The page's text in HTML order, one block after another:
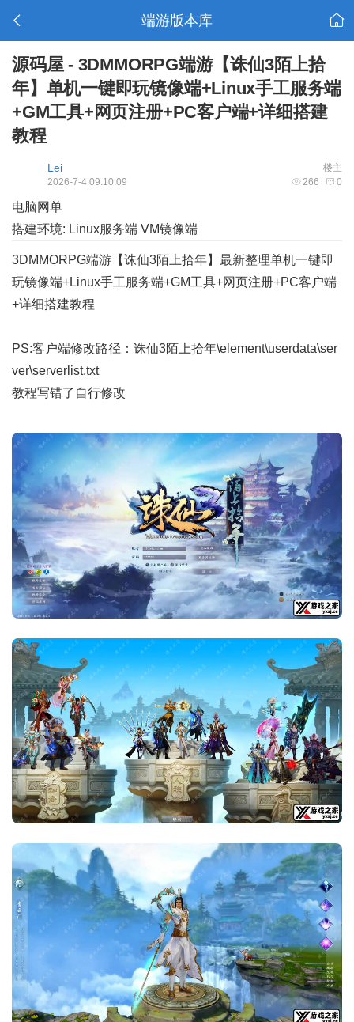
端游版本库
源码屋 - 3DMMORPG端游【诛仙3陌上拾
年】单机一键即玩镜像端+Linux手工服务端
+GM工具+网页注册+PC客户端+详细搭建
教程
楼主
Lei
266 0
2026-7-4 09:10:09
电脑网单
搭建环境: Linux服务端 VM镜像端
3DMMORPG端游【诛仙3陌上拾年】最新整理单机一键即
玩镜像端+Linux手工服务端+GM工具+网页注册+PC客户端
+详细搭建教程
PS:客户端修改路径：诛仙3陌上拾年\element\userdata\ser
ver\serverlist.txt
教程写错了自行修改